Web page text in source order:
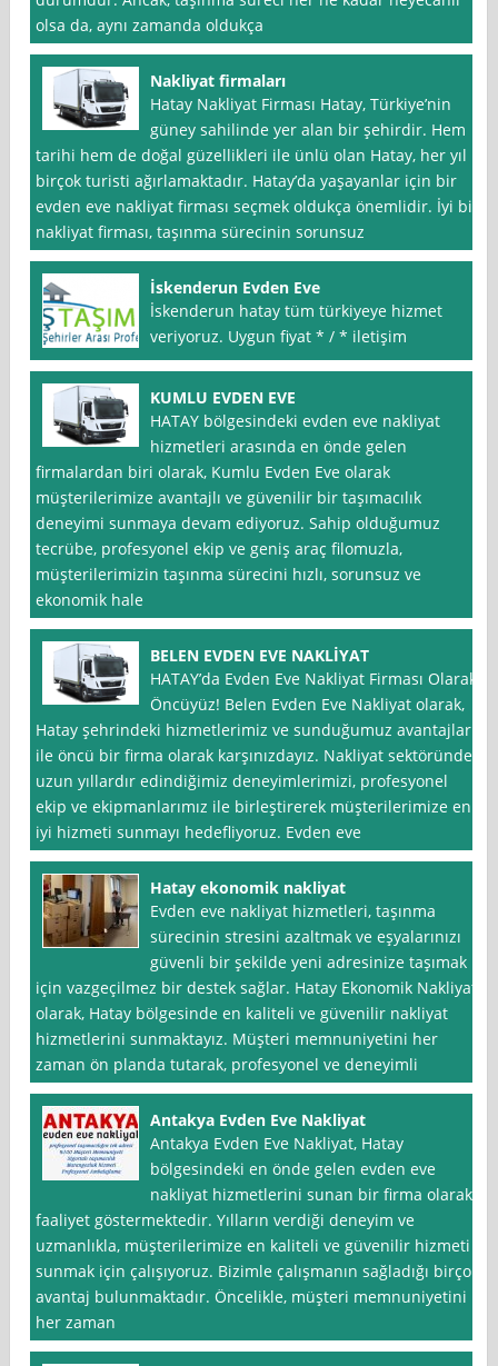
olsa da, aynı zamanda oldukça
Nakliyat firmaları
Hatay Nakliyat Firması Hatay, Türkiye’nin
güney sahilinde yer alan bir şehirdir. Hem
tarihi hem de doğal güzellikleri ile ünlü olan Hatay, her yıl
birçok turisti ağırlamaktadır. Hatay’da yaşayanlar için bir
evden eve nakliyat firması seçmek oldukça önemlidir. İyi bir
nakliyat firması, taşınma sürecinin sorunsuz
İskenderun Evden Eve
İskenderun hatay tüm türkiyeye hizmet
veriyoruz. Uygun fiyat * / * iletişim
KUMLU EVDEN EVE
HATAY bölgesindeki evden eve nakliyat
hizmetleri arasında en önde gelen
firmalardan biri olarak, Kumlu Evden Eve olarak
müşterilerimize avantajlı ve güvenilir bir taşımacılık
deneyimi sunmaya devam ediyoruz. Sahip olduğumuz
tecrübe, profesyonel ekip ve geniş araç filomuzla,
müşterilerimizin taşınma sürecini hızlı, sorunsuz ve
ekonomik hale
BELEN EVDEN EVE NAKLİYAT
HATAY’da Evden Eve Nakliyat Firması Olarak
Öncüyüz! Belen Evden Eve Nakliyat olarak,
Hatay şehrindeki hizmetlerimiz ve sunduğumuz avantajlar
ile öncü bir firma olarak karşınızdayız. Nakliyat sektöründe
uzun yıllardır edindiğimiz deneyimlerimizi, profesyonel
ekip ve ekipmanlarımız ile birleştirerek müşterilerimize en
iyi hizmeti sunmayı hedefliyoruz. Evden eve
Hatay ekonomik nakliyat
Evden eve nakliyat hizmetleri, taşınma
sürecinin stresini azaltmak ve eşyalarınızı
güvenli bir şekilde yeni adresinize taşımak
için vazgeçilmez bir destek sağlar. Hatay Ekonomik Nakliyat
olarak, Hatay bölgesinde en kaliteli ve güvenilir nakliyat
hizmetlerini sunmaktayız. Müşteri memnuniyetini her
zaman ön planda tutarak, profesyonel ve deneyimli
Antakya Evden Eve Nakliyat
Antakya Evden Eve Nakliyat, Hatay
bölgesindeki en önde gelen evden eve
nakliyat hizmetlerini sunan bir firma olarak
faaliyet göstermektedir. Yılların verdiği deneyim ve
uzmanlıkla, müşterilerimize en kaliteli ve güvenilir hizmeti
sunmak için çalışıyoruz. Bizimle çalışmanın sağladığı birçok
avantaj bulunmaktadır. Öncelikle, müşteri memnuniyetini
her zaman